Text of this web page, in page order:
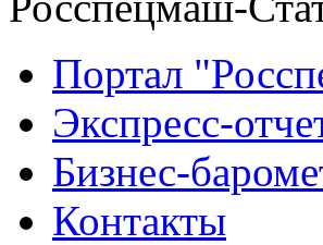
Портал
Экспресс-
Бизнес-
Контакты